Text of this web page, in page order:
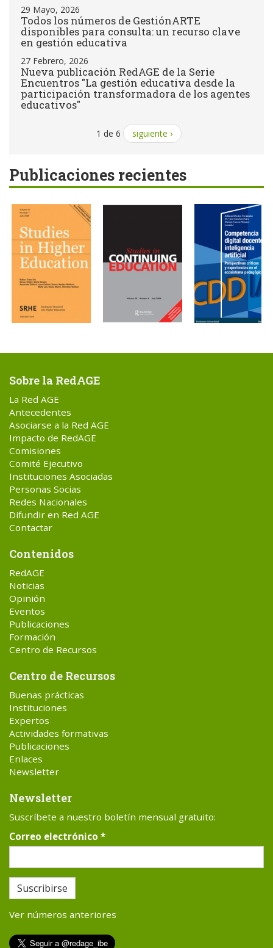
29 Mayo, 2026
Todos los números de GestiónARTE
disponibles para consulta: un recurso clave
en gestión educativa
27 Febrero, 2026
Nueva publicación RedAGE de la Serie
Encuentros "La gestión educativa desde la
participación transformadora de los agentes
educativos"
1 de 6 siguiente ›
Publicaciones recientes
Sobre la RedAGE
La Red AGE
Antecedentes
Asociarse a la Red AGE
Impacto de RedAGE
Comisiones
Comité Ejecutivo
Instituciones Asociadas
Personas Socias
Redes Nacionales
Difundir en Red AGE
Contactar
Contenidos
RedAGE
Noticias
Opinión
Eventos
Publicaciones
Formación
Centro de Recursos
Centro de Recursos
Buenas prácticas
Instituciones
Expertos
Actividades formativas
Publicaciones
Enlaces
Newsletter
Newsletter
Suscríbete a nuestro boletín mensual gratuito:
Correo electrónico *
Suscribirse
Ver números anteriores